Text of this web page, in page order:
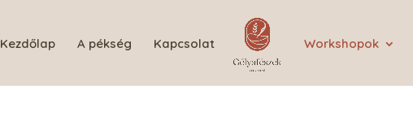
Kezdőlap A pékség Kapcsolat Workshopok